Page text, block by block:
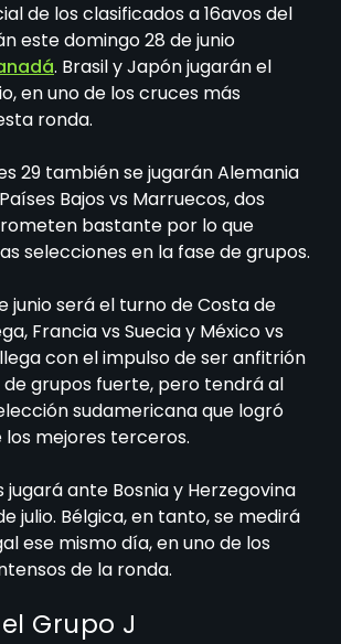
de los clasificados a 16avos del
este domingo 28 de junio
. Brasil y Japón jugarán el
en uno de los cruces más
ronda.
29 también se jugarán Alemania
Bajos vs Marruecos, dos
bastante por lo que
selecciones en la fase de grupos.
junio será el turno de Costa de
Francia vs Suecia y México vs
con el impulso de ser anfitrión
de grupos fuerte, pero tendrá al
sudamericana que logró
mejores terceros.
jugará ante Bosnia y Herzegovina
julio. Bélgica, en tanto, se medirá
ese mismo día, en uno de los
de la ronda.
Grupo J